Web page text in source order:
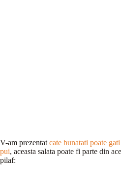
V-am prezentat cate bunatati poate
pui, aceasta salata poate fi parte din
pilaf: